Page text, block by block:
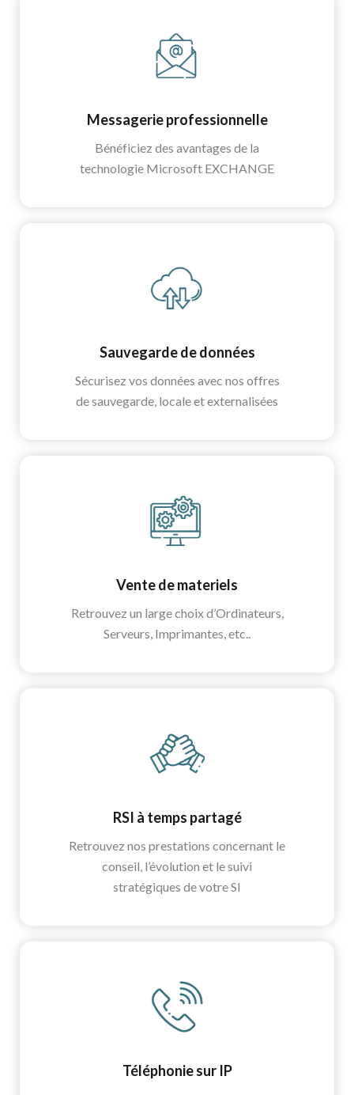
Messagerie professionnelle
Bénéficiez des avantages de la
technologie Microsoft EXCHANGE
Sauvegarde de données
Sécurisez vos données avec nos offres
de sauvegarde, locale et externalisées
Vente de materiels
Retrouvez un large choix d’Ordinateurs,
Serveurs, Imprimantes, etc..
RSI à temps partagé
Retrouvez nos prestations concernant le
conseil, l’évolution et le suivi
stratégiques de votre SI
Téléphonie sur IP